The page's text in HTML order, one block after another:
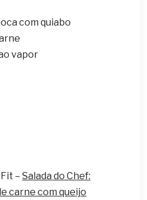
com quiabo
vapor
– Salada do Chef:
carne com queijo